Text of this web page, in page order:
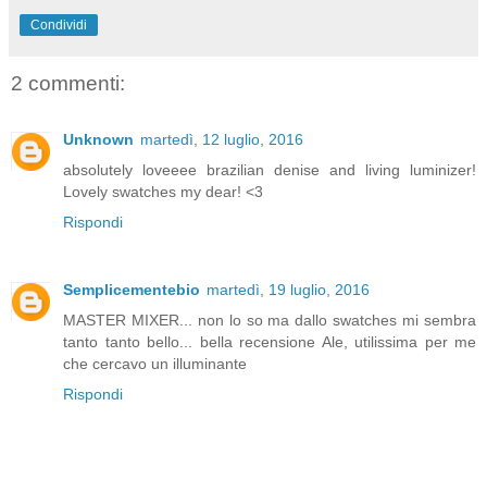
Condividi
2 commenti:
Unknown martedì, 12 luglio, 2016
absolutely loveeee brazilian denise and living luminizer!
Lovely swatches my dear! <3
Rispondi
Semplicementebio martedì, 19 luglio, 2016
MASTER MIXER... non lo so ma dallo swatches mi sembra
tanto tanto bello... bella recensione Ale, utilissima per me
che cercavo un illuminante
Rispondi